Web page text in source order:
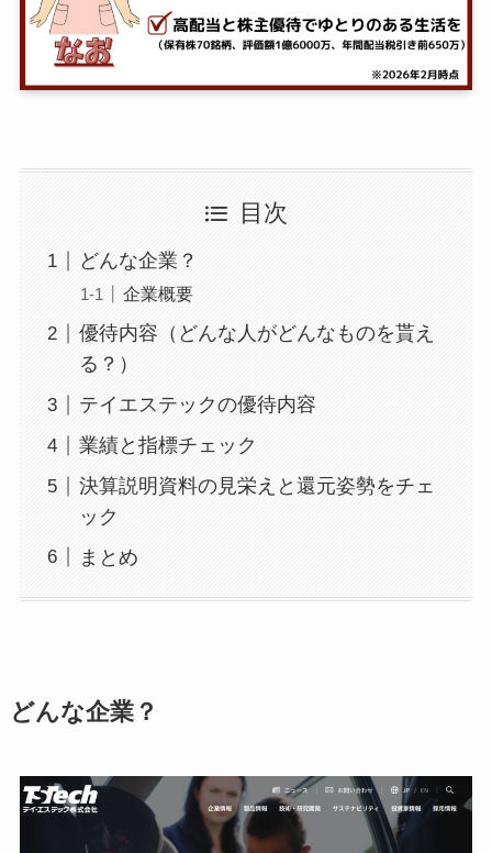
目次
どんな企業？
企業概要
優待内容（どんな人がどんなものを貰え
る？）
テイエステックの優待内容
業績と指標チェック
決算説明資料の見栄えと還元姿勢をチェ
ック
まとめ
どんな企業？